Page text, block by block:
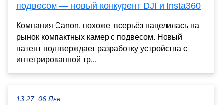
подвесом — новый конкурент DJI и Insta360
Компания Canon, похоже, всерьёз нацелилась на
рынок компактных камер с подвесом. Новый
патент подтверждает разработку устройства с
интегрированной тр...
13:27, 06 Янв